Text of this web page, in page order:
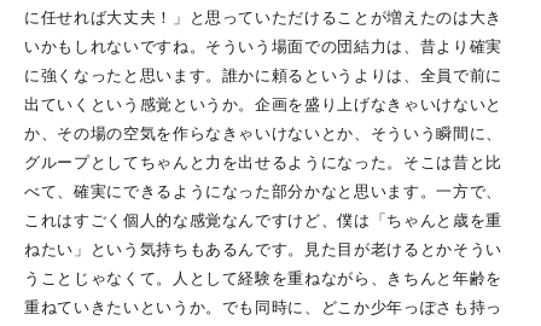
に任せれば大丈夫！」と思っていただけることが増えたのは大き
いかもしれないですね。そういう場面での団結力は、昔より確実
に強くなったと思います。誰かに頼るというよりは、全員で前に
出ていくという感覚というか。企画を盛り上げなきゃいけないと
か、その場の空気を作らなきゃいけないとか、そういう瞬間に、
グループとしてちゃんと力を出せるようになった。そこは昔と比
べて、確実にできるようになった部分かなと思います。一方で、
これはすごく個人的な感覚なんですけど、僕は「ちゃんと歳を重
ねたい」という気持ちもあるんです。見た目が老けるとかそうい
うことじゃなくて。人として経験を重ねながら、きちんと年齢を
重ねていきたいというか。でも同時に、どこか少年っぽさも持っ